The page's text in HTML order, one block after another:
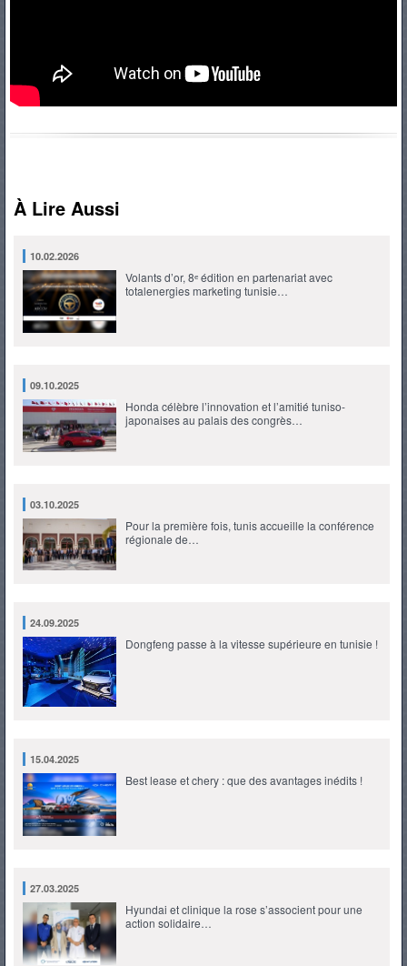
À Lire Aussi
10.02.2026
Volants d’or, 8ᵉ édition en partenariat avec
totalenergies marketing tunisie…
09.10.2025
Honda célèbre l’innovation et l’amitié tuniso-
japonaises au palais des congrès…
03.10.2025
Pour la première fois, tunis accueille la conférence
régionale de…
24.09.2025
Dongfeng passe à la vitesse supérieure en tunisie !
15.04.2025
Best lease et chery : que des avantages inédits !
27.03.2025
Hyundai et clinique la rose s’associent pour une
action solidaire…